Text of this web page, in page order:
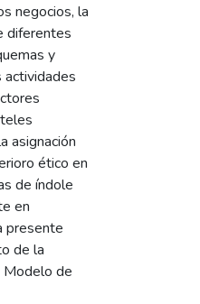
negocios, la
diferentes
y
actividades
asignación
ético en
de índole
en
presente
de la
Modelo de